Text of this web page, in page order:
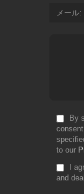
メール
By
to our
I
and